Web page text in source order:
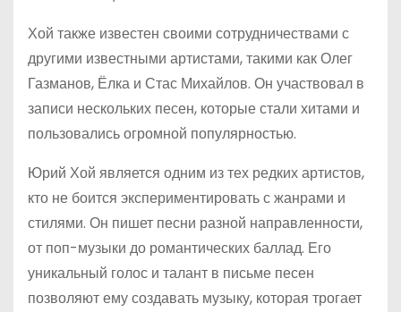
Хой также известен своими сотрудничествами с
другими известными артистами, такими как Олег
Газманов, Ёлка и Стас Михайлов. Он участвовал в
записи нескольких песен, которые стали хитами и
пользовались огромной популярностью.
Юрий Хой является одним из тех редких артистов,
кто не боится экспериментировать с жанрами и
стилями. Он пишет песни разной направленности,
от поп-музыки до романтических баллад. Его
уникальный голос и талант в письме песен
позволяют ему создавать музыку, которая трогает